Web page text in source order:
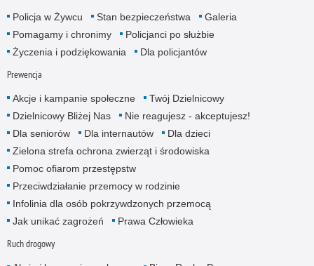
Policja w Żywcu Stan bezpieczeństwa
Galeria
Pomagamy i chronimy
Policjanci po służbie
Życzenia i podziękowania
Dla policjantów
Prewencja
Akcje i kampanie społeczne
Twój Dzielnicowy
Dzielnicowy Bliżej Nas
Nie reagujesz - akceptujesz!
Dla seniorów
Dla internautów
Dla dzieci
Zielona strefa ochrona zwierząt i środowiska
Pomoc ofiarom przestępstw
Przeciwdziałanie przemocy w rodzinie
Infolinia dla osób pokrzywdzonych przemocą
Jak unikać zagrożeń
Prawa Człowieka
Ruch drogowy